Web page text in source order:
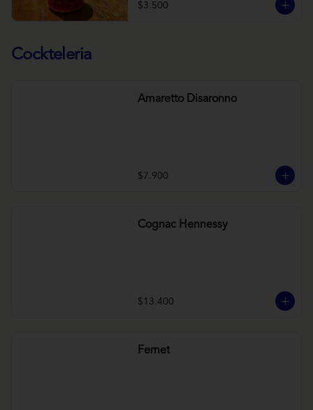
$3.500
Cockteleria
Amaretto Disaronno
$7.900
Cognac Hennessy
$13.400
Fernet